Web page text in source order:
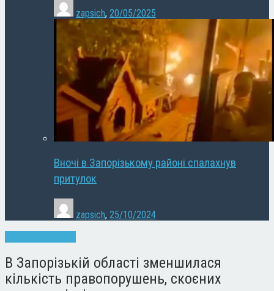
zapsich, 20/05/2025
Вночі в Запорізькому районі спалахнув
притулок
zapsich, 25/10/2024
В Запорізькій області зменшилася
кількість правопорушень, скоєних